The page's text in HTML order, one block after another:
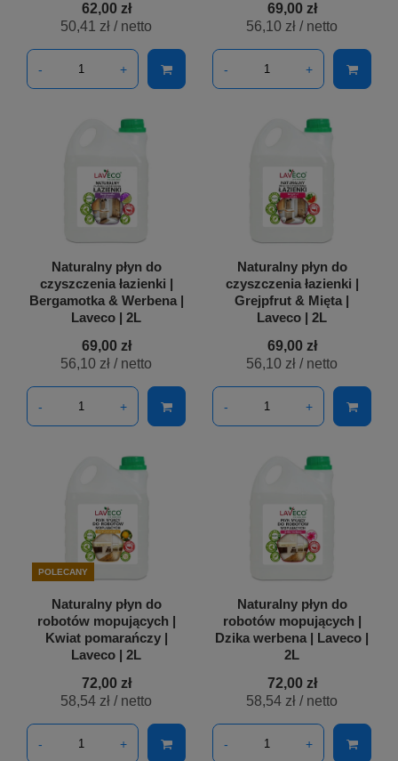
62,00 zł
50,41 zł / netto
- +
69,00 zł
56,10 zł / netto
- +
Naturalny płyn do
czyszczenia łazienki |
Bergamotka & Werbena |
Laveco | 2L
69,00 zł
56,10 zł / netto
- +
Naturalny płyn do
czyszczenia łazienki |
Grejpfrut & Mięta |
Laveco | 2L
69,00 zł
56,10 zł / netto
- +
POLECANY
Naturalny płyn do
robotów mopujących |
Kwiat pomarańczy |
Laveco | 2L
72,00 zł
58,54 zł / netto
- +
Naturalny płyn do
robotów mopujących |
Dzika werbena | Laveco |
2L
72,00 zł
58,54 zł / netto
- +